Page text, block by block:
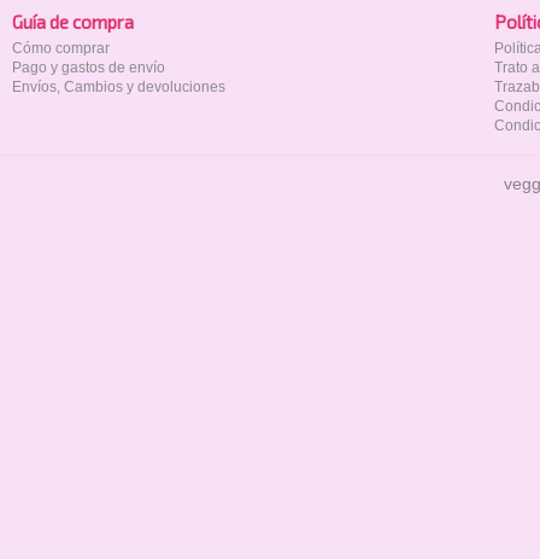
Guía de compra
Cómo comprar
Pago y gastos de envío
Envíos, Cambios y devoluciones
Trato